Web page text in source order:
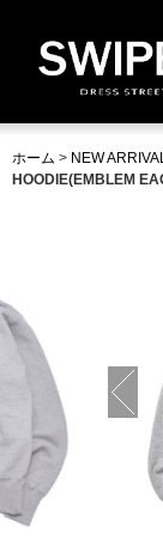
ホーム > NEW
HOODIE(EMBLEM